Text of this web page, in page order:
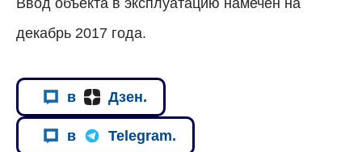
Ввод объекта в эксплуатацию намечен на
декабрь 2017 года.
в Дзен.
в Telegram.